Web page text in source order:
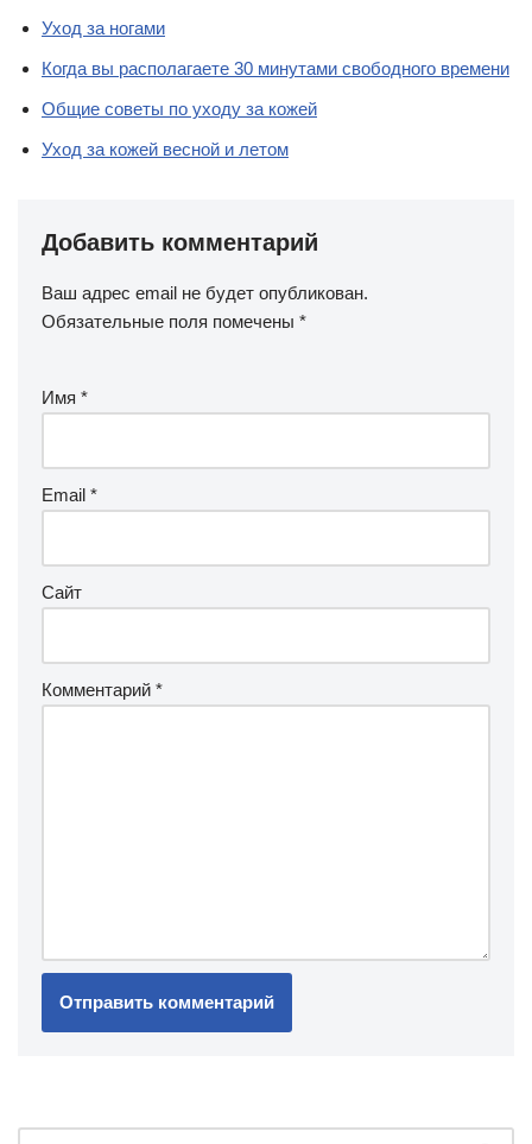
Уход за ногами
Когда вы располагаете 30 минутами свободного времени
Общие советы по уходу за кожей
Уход за кожей весной и летом
Добавить комментарий
Ваш адрес email не будет опубликован.
Обязательные поля помечены *
Имя *
Email *
Сайт
Комментарий *